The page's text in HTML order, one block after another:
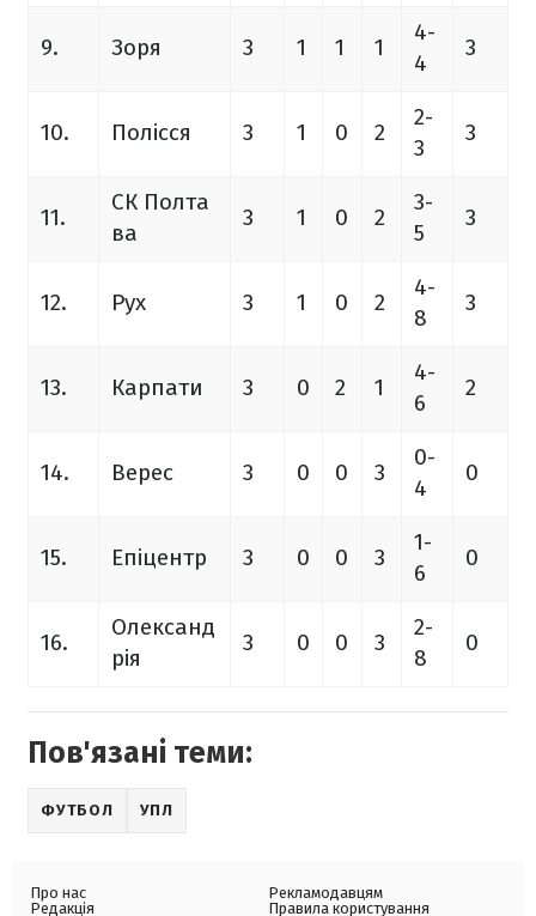
9. Зоря 3 1 1 1
4-
4
3
10. Полісся 3 1 0 2
2-
3
3
11.
СК Полта
ва
3 1 0 2
3-
5
3
12. Рух 3 1 0 2
4-
8
3
13. Карпати 3 0 2 1
4-
6
2
14. Верес 3 0 0 3
0-
4
0
15. Епіцентр 3 0 0 3
1-
6
0
16.
Олександ
рія
3 0 0 3
2-
8
0
Пов'язані теми:
ФУТБОЛ УПЛ
Про нас
Редакція
Рекламодавцям
Правила користування